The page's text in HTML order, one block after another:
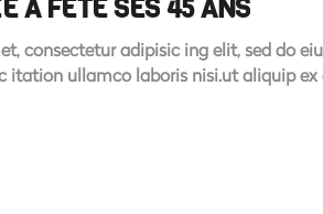
A FÊTÉ SES 45 ANS
consectetur adipisic ing elit, sed do
itation ullamco laboris nisi.ut aliquip